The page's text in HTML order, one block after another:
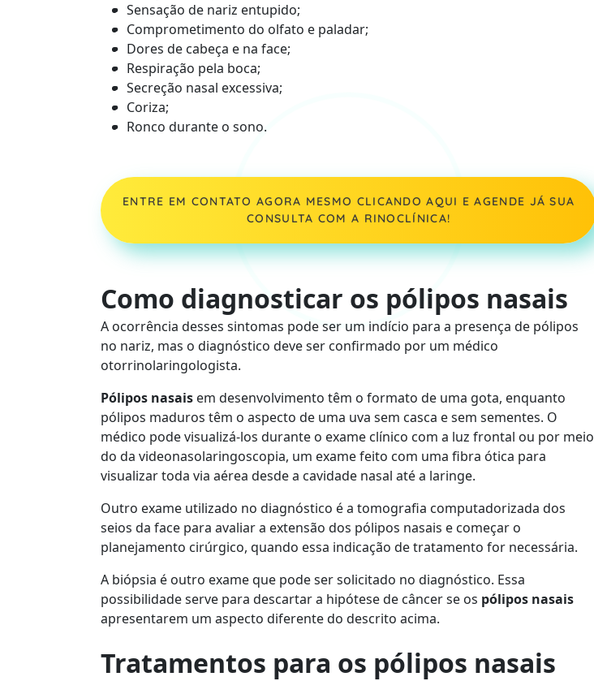
Sensação de nariz entupido;
Comprometimento do olfato e paladar;
Dores de cabeça e na face;
Respiração pela boca;
Secreção nasal excessiva;
Coriza;
Ronco durante o sono.
ENTRE EM CONTATO AGORA MESMO CLICANDO AQUI E AGENDE JÁ SUA
CONSULTA COM A RINOCLÍNICA!
Como diagnosticar os pólipos nasais
A ocorrência desses sintomas pode ser um indício para a presença de pólipos
no nariz, mas o diagnóstico deve ser confirmado por um médico
otorrinolaringologista.
Pólipos nasaisem desenvolvimento têm o formato de uma gota, enquanto
pólipos maduros têm o aspecto de uma uva sem casca e sem sementes. O
médico pode visualizá-los durante o exame clínico com a luz frontal ou por meio
do da videonasolaringoscopia, um exame feito com uma fibra ótica para
visualizar toda via aérea desde a cavidade nasal até a laringe.
Outro exame utilizado no diagnóstico é a tomografia computadorizada dos
seios da face para avaliar a extensão dos pólipos nasais e começar o
planejamento cirúrgico, quando essa indicação de tratamento for necessária.
A biópsia é outro exame que pode ser solicitado no diagnóstico. Essa
possibilidade serve para descartar a hipótese de câncer se os pólipos nasais
apresentarem um aspecto diferente do descrito acima.
Tratamentos para os pólipos nasais